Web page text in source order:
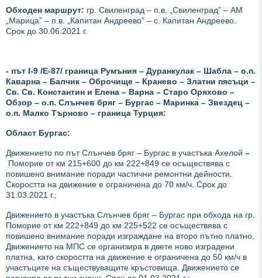
Обходен маршрут: гр. Свиленград – п.в. „Свиленград” – АМ
„Марица” – п.в. „Капитан Андреево” – с. Капитан Андреево.
Срок до 30.06.2021 г.
- път І-9 /Е-87/ граница Румъния – Дуранкулак – Шабла – о.п.
Каварна – Балчик – Оброчище – Кранево – Златни пясъци –
Св. Св. Константин и Елена – Варна – Старо Оряхово –
Обзор – о.п. Слънчев бряг – Бургас – Маринка – Звездец –
о.п. Малко Търново – граница Турция:
Област Бургас:
Движението по път Слънчев бряг – Бургас в участъка Ахелой –
Поморие от км 215+600 до км 222+849 се осъществява с
повишено внимание поради частични ремонтни дейности.
Скоростта на движение е ограничена до 70 км/ч. Срок до
31.03.2021 г.;
Движението в участъка Слънчев бряг – Бургас при обхода на гр.
Поморие от км 222+849 до км 225+522 се осъществява с
повишено внимание поради изграждане на второ пътно платно.
Движението на МПС се организира в двете ново изградени
платна, като скоростта на движение е ограничена до 50 км/ч в
участъците на съществуващите кръстовища. Движението се